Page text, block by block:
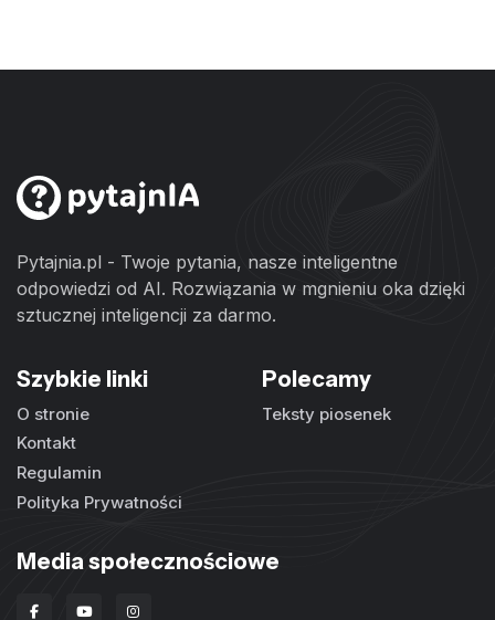
Pytajnia.pl - Twoje pytania, nasze inteligentne
odpowiedzi od AI. Rozwiązania w mgnieniu oka dzięki
sztucznej inteligencji za darmo.
Szybkie linki
O stronie
Kontakt
Regulamin
Polityka Prywatności
Polecamy
Teksty piosenek
Media społecznościowe